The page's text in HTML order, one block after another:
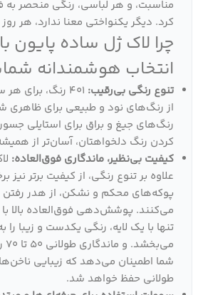
مناسبت، و هر لباسی، رنگی منحصر به
کرد. دیگر یکنواختی معنا ندارد، هر
انتخاب هوشمندانه
تنوع رنگی بی‌رقیب:
401 رنگ، برای
از رنگ‌های نود و طبیعی برای ظاهری
رنگ‌های جیغ و براق برای استایلی
کردن رنگ دلخواهتان، آسان‌تر از
کیفیت بی‌نظیر، ماندگاری فوق‌العاده:
علاوه بر تنوع رنگی، از کیفیت برتر نیز
پوکه‌های محکم و نشکن، از هدر
می‌کنند. پوشش‌دهی فوق‌العاده بالا
تنها با یک لایه، رنگی یکدست و زیبا
شما اطمینان می‌دهد که زیبایی
طولانی حفظ خواهد شد.